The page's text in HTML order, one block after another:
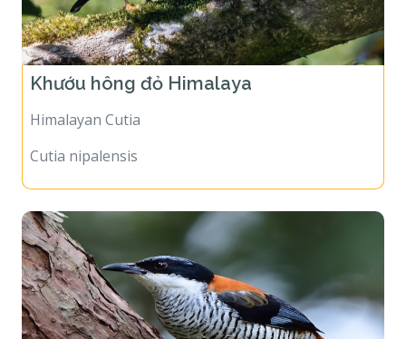
Khướu hông đỏ Himalaya
Himalayan Cutia
Cutia nipalensis